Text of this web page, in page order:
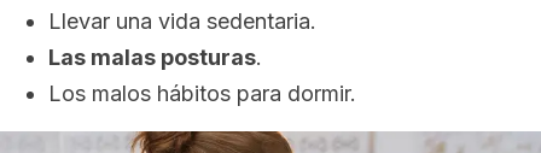
Llevar una vida sedentaria.
Las malas posturas.
Los malos hábitos para dormir.